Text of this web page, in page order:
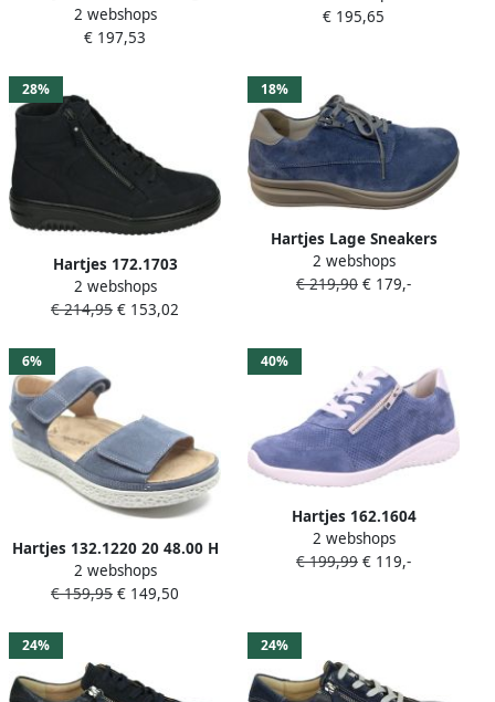
sneakersDames
veterschoenenDames
schoenenVeterlaarzen
Blauw
2 webshops
€ 197,53
Jeansblauw dames sneaker
€ 195,65
28%
Hartjes 172.1703
20~~~~~~~~~~~~~~~~~~~
Hoge
veterschoenenDames
sneakersHalf-hoge
schoenen Blauw
2 webshops
€ 214,95 € 153,02
18%
Hartjes Lage Sneakers
Diabetik
2 webshops
€ 219,90 € 179,-
6%
Hartjes 132.1220 20 48.00 H
Sandalen Blauw Nubuck
Dames Breedte H 100%
2 webshops
€ 159,95 € 149,50
40%
Hartjes 162.1604
99~~~~~~~~~~~~~~~~~~~
Lage sneakersDames
2 webshops
€ 199,99 € 119,-
24% 24%